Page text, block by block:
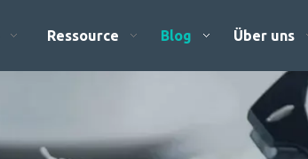
Ressource Blog Über uns